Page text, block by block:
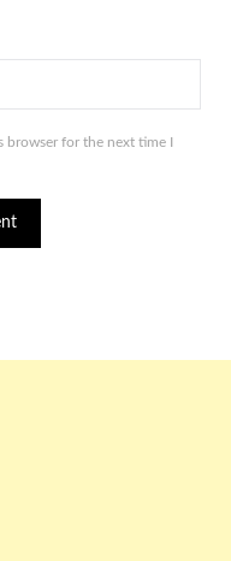
browser for the next time I